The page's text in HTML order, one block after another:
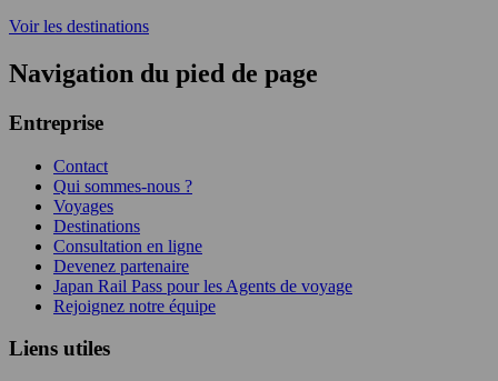
Voir les destinations
Navigation du pied de page
Entreprise
Contact
Qui sommes-nous ?
Voyages
Destinations
Consultation en ligne
Devenez partenaire
Japan Rail Pass pour les Agents de voyage
Rejoignez notre équipe
Liens utiles